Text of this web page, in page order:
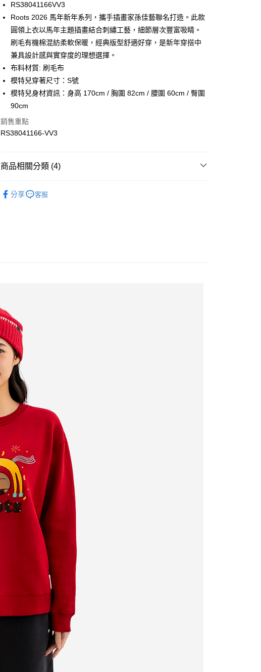
合作金庫商業銀行
第一商業銀行
華南商業銀行
彰化商業銀行
國泰世華商業銀行
兆豐國際商業銀行
臺灣中小企業銀行
台中商業銀行
匯豐（台灣）商業銀行
聯邦商業銀行
元大商業銀行
永豐商業銀行
台灣樂天信用卡公司
6 期 0 利率 每期NT$544 21家銀行
合作金庫商業銀行
第一商業銀行
華南商業銀行
彰化商業銀行
上海商業儲蓄銀行
臺灣中小企業銀行
匯豐（台灣）商業銀行
聯邦商業銀行
遠東國際商業銀行
元大商業銀行
台新國際商業銀行
台灣樂天信用卡公司
LINE Pay
Apple Pay
街口支付
運送方式
限時免運活動
免運費
每筆NT$100
RS38041166VV3
Roots 2026 馬年新年系列，攜手插畫家孫佳藝聯名打造。此款
圓領上衣以馬年主題插畫結合刺繡工藝，細節層次豐富吸睛。
刷毛有機棉混紡柔軟保暖，經典版型舒適好穿，是新年穿搭中
兼具設計感與實穿度的理想選擇。
布料材質: 刷毛布
模特兒穿著尺寸：S號
模特兒身材資訊：身高 170cm / 胸圍 82cm / 腰圍 60cm / 臀圍
90cm
銷售重點
RS38041166-VV3
商品相關分類 (4)
分享 客服